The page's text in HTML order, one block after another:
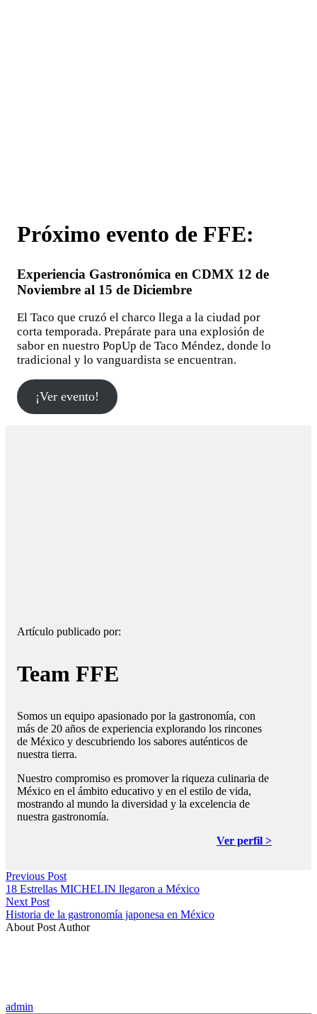
Próximo evento de FFE:
Experiencia Gastronómica en CDMX 12 de
Noviembre al 15 de Diciembre
El Taco que cruzó el charco llega a la ciudad por
corta temporada. Prepárate para una explosión de
sabor en nuestro PopUp de Taco Méndez, donde lo
tradicional y lo vanguardista se encuentran.
¡Ver evento!
Artículo publicado por:
Team FFE
Somos un equipo apasionado por la gastronomía, con
más de 20 años de experiencia explorando los rincones
de México y descubriendo los sabores auténticos de
nuestra tierra.
Nuestro compromiso es promover la riqueza culinaria de
México en el ámbito educativo y en el estilo de vida,
mostrando al mundo la diversidad y la excelencia de
nuestra gastronomía.
Ver perfil >
Previous Post
18 Estrellas MICHELIN llegaron a México
Next Post
Historia de la gastronomía japonesa en México
About Post Author
admin